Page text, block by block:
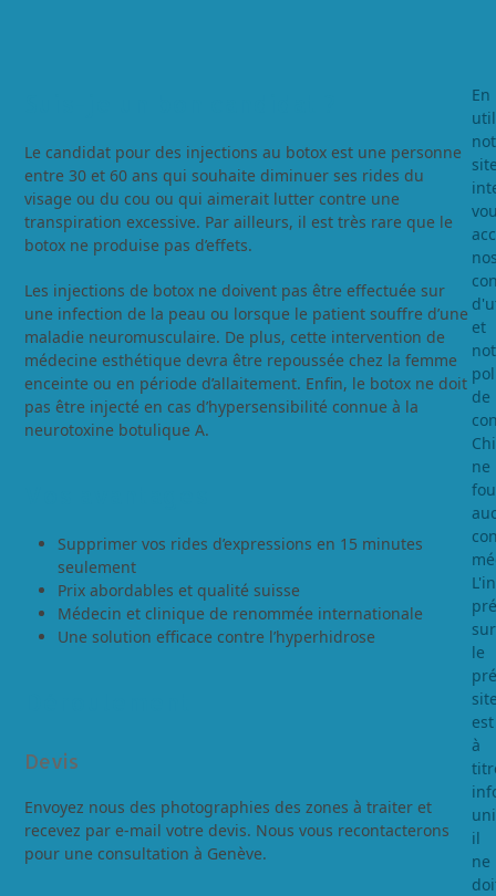
Le candidat pour des injections au botox est une personne
entre 30 et 60 ans qui souhaite diminuer ses rides du
visage ou du cou ou qui aimerait lutter contre une
transpiration excessive. Par ailleurs, il est très rare que le
botox ne produise pas d’effets.
Les injections de botox ne doivent pas être effectuée sur
une infection de la peau ou lorsque le patient souffre d’une
maladie neuromusculaire. De plus, cette intervention de
médecine esthétique devra être repoussée chez la femme
enceinte ou en période d’allaitement. Enfin, le botox ne doit
pas être injecté en cas d’hypersensibilité connue à la
neurotoxine botulique A.
Supprimer vos rides d’expressions en 15 minutes
seulement
Prix abordables et qualité suisse
Médecin et clinique de renommée internationale
Une solution efficace contre l’hyperhidrose
Devis
Envoyez nous des photographies des zones à traiter et
recevez par e-mail votre devis. Nous vous recontacterons
pour une consultation à Genève.
En
et
de
ne
sur
le
est
à
il
ne